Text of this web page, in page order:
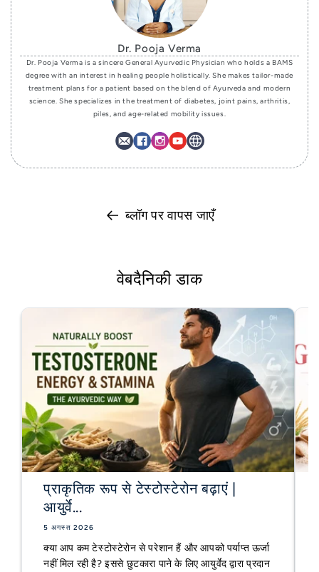
Dr. Pooja Verma
Dr. Pooja Verma is a sincere General Ayurvedic Physician who holds a BAMS
degree with an interest in healing people holistically. She makes tailor-made
treatment plans for a patient based on the blend of Ayurveda and modern
science. She specializes in the treatment of diabetes, joint pains, arthritis,
piles, and age-related mobility issues.
ब्लॉग पर वापस जाएँ
वेबदैनिकी डाक
प्राकृतिक रूप से टेस्टोस्टेरोन बढ़ाएं |
आयुर्वे...
5 अगस्त 2026
क्या आप कम टेस्टोस्टेरोन से परेशान हैं और आपको पर्याप्त ऊर्जा
नहीं मिल रही है? इससे छुटकारा पाने के लिए आयुर्वेद द्वारा प्रदान